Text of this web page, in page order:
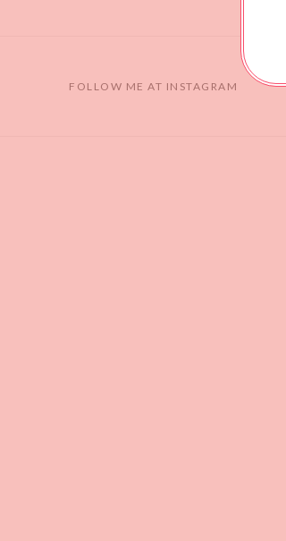
FOLLOW ME AT INSTAGRAM